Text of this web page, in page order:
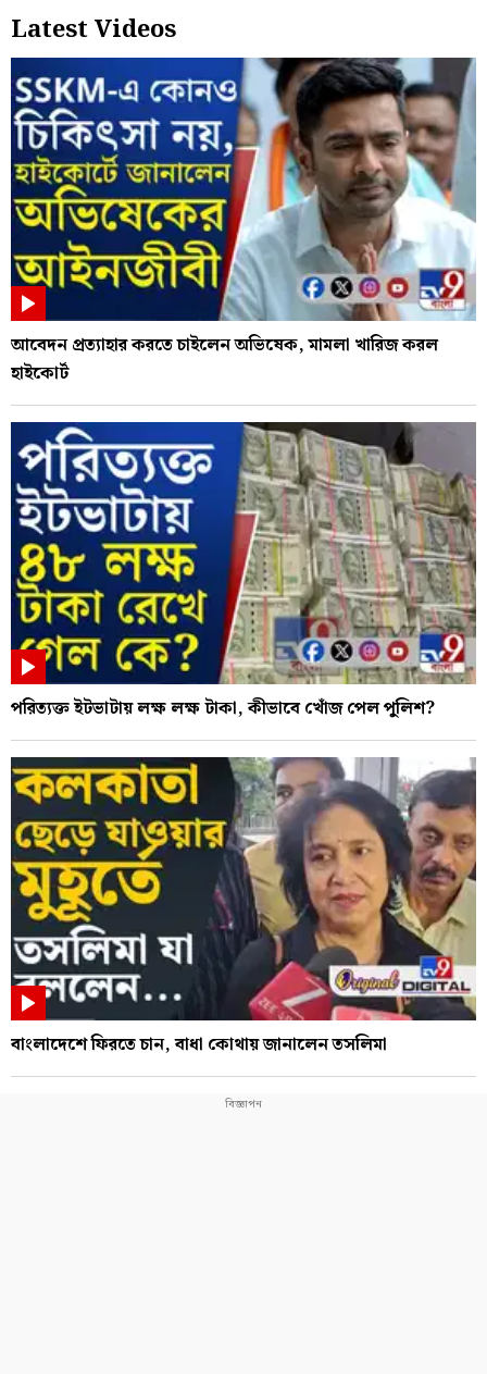
Latest Videos
আবেদন প্রত্যাহার করতে চাইলেন অভিষেক, মামলা খারিজ করল
হাইকোর্ট
পরিত্যক্ত ইটভাটায় লক্ষ লক্ষ টাকা, কীভাবে খোঁজ পেল পুলিশ?
বাংলাদেশে ফিরতে চান, বাধা কোথায় জানালেন তসলিমা